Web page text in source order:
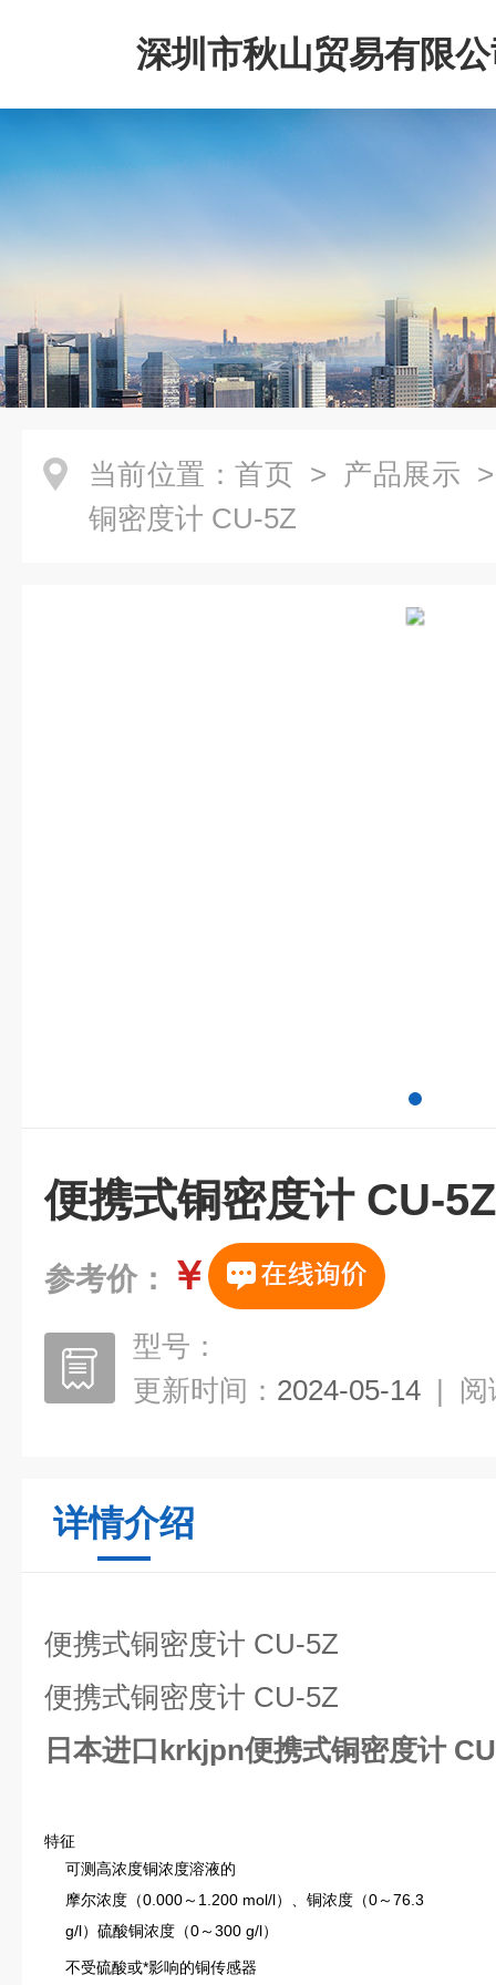
深圳市秋山贸易有限
当前位置： 首页 > 产品展示
铜密度计 CU-5Z
便携式铜密度计 CU-5Z
参考价： ￥
型号：
更新时间： 2024-05-14 | 阅
详情介绍
便携式铜密度计 CU-5Z
便携式铜密度计 CU-5Z
日本进口krkjpn便携式铜密度计
特征
可测高浓度铜浓度溶液的
摩尔浓度（0.000～1.200 mol/l）、铜浓度（0～76.3
g/l）硫酸铜浓度（0～300 g/l）
不受硫酸或*影响的铜传感器